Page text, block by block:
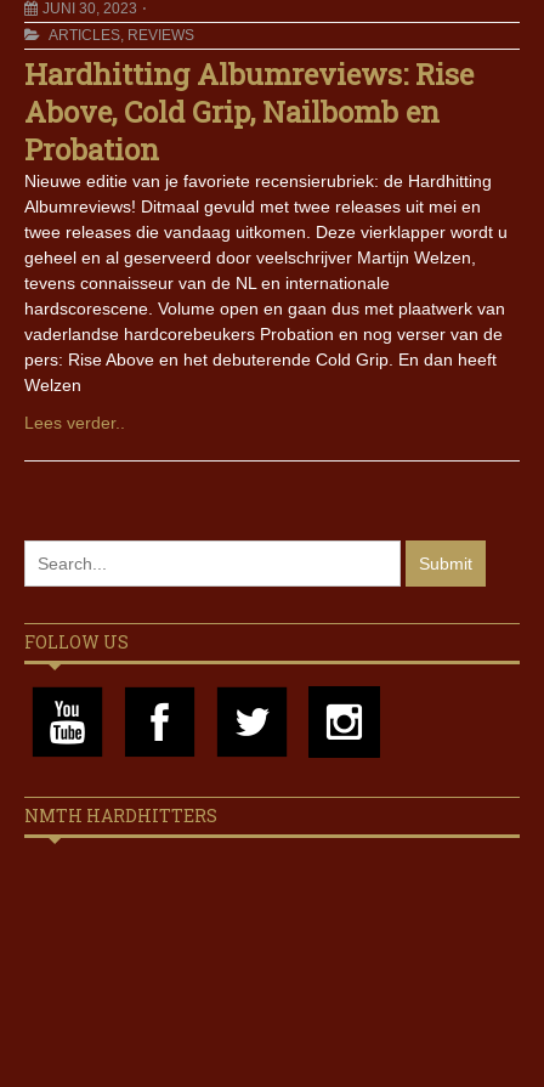
JUNI 30, 2023
ARTICLES, REVIEWS
Hardhitting Albumreviews: Rise
Above, Cold Grip, Nailbomb en
Probation
Nieuwe editie van je favoriete recensierubriek: de Hardhitting
Albumreviews! Ditmaal gevuld met twee releases uit mei en
twee releases die vandaag uitkomen. Deze vierklapper wordt u
geheel en al geserveerd door veelschrijver Martijn Welzen,
tevens connaisseur van de NL en internationale
hardscorescene. Volume open en gaan dus met plaatwerk van
vaderlandse hardcorebeukers Probation en nog verser van de
pers: Rise Above en het debuterende Cold Grip. En dan heeft
Welzen
Lees verder..
FOLLOW US
NMTH HARDHITTERS